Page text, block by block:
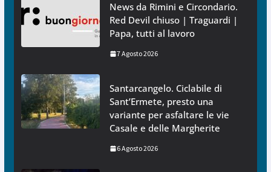
News da Rimini e Circondario.
Red Devil chiuso | Traguardi |
Papa, tutti al lavoro
7 Agosto 2026
Santarcangelo. Ciclabile di
Sant’Ermete, presto una
variante per asfaltare le vie
Casale e delle Margherite
6 Agosto 2026